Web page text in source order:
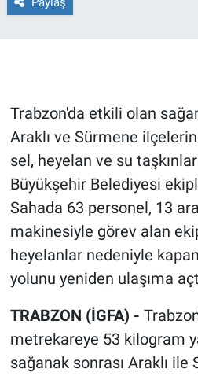
Trabzon'da etkili olan
Araklı ve Sürmene
sel, heyelan ve su
Büyükşehir Belediyesi
Sahada 63 personel, 13
makinesiyle görev alan
heyelanlar nedeniyle
yolunu yeniden ulaşıma
TRABZON (İGFA) -
metrekareye 53 kilogram
sağanak sonrası Araklı